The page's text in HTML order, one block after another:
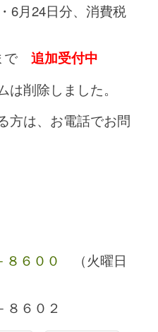
6月24日分、消費税
で追加受付中
削除しました。
方は、お電話でお問
８６００
（火曜日
６０２